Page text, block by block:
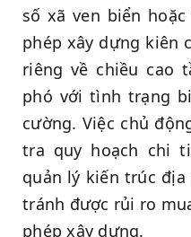
số xã ven biển
phép xây dựng kiên
riêng về chiều cao
phó với tình trạng
cường. Việc chủ
tra quy hoạch chi
quản lý kiến trúc
tránh được rủi ro
phép xây dựng.